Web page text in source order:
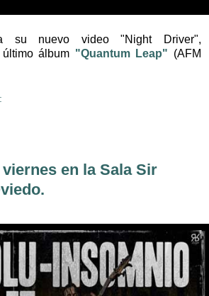
su nuevo video "Night Driver",
álbum "Quantum Leap" (AFM
en la Sala Sir